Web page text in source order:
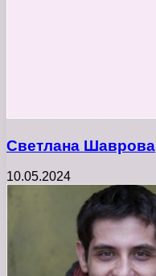
Светлана Шаврова
10.05.2024